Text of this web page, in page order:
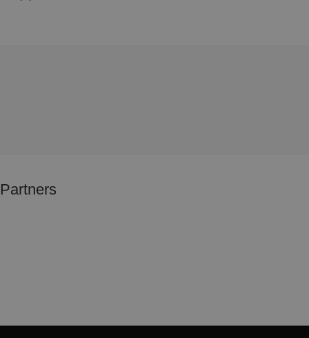
Partners